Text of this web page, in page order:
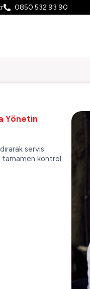
0850 532 93 90
Yönetin
servis
tamamen kontrol